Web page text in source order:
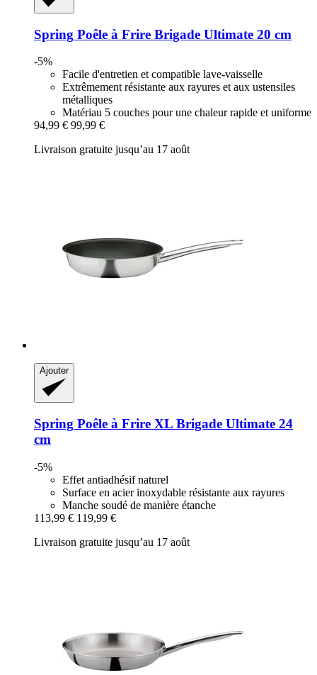
Spring Poêle à Frire Brigade Ultimate 20 cm
-5%
Facile d'entretien et compatible lave-vaisselle
Extrêmement résistante aux rayures et aux ustensiles
métalliques
Matériau 5 couches pour une chaleur rapide et uniforme
94,99 € 99,99 €
Livraison gratuite jusqu’au 17 août
Ajouter
Spring Poêle à Frire XL Brigade Ultimate 24
cm
-5%
Effet antiadhésif naturel
Surface en acier inoxydable résistante aux rayures
Manche soudé de manière étanche
113,99 € 119,99 €
Livraison gratuite jusqu’au 17 août